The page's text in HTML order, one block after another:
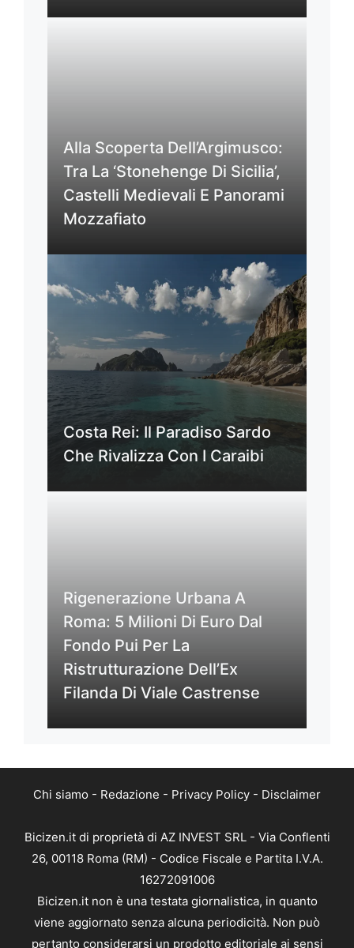
Alla Scoperta Dell’Argimusco:
Tra La ‘Stonehenge Di Sicilia’,
Castelli Medievali E Panorami
Mozzafiato
Costa Rei: Il Paradiso Sardo
Che Rivalizza Con I Caraibi
Rigenerazione Urbana A
Roma: 5 Milioni Di Euro Dal
Fondo Pui Per La
Ristrutturazione Dell’Ex
Filanda Di Viale Castrense
Chi siamo - Redazione - Privacy Policy - Disclaimer
Bicizen.it di proprietà di AZ INVEST SRL - Via Conflenti
26, 00118 Roma (RM) - Codice Fiscale e Partita I.V.A.
16272091006
Bicizen.it non è una testata giornalistica, in quanto
viene aggiornato senza alcuna periodicità. Non può
pertanto considerarsi un prodotto editoriale ai sensi